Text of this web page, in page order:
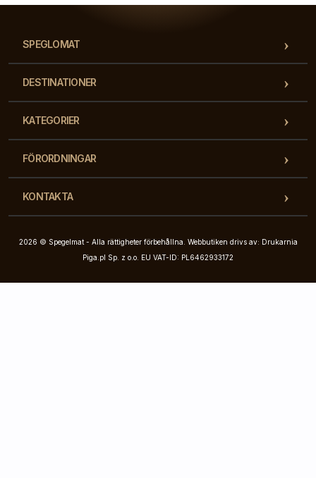
SPEGLOMAT
DESTINATIONER
KATEGORIER
FÖRORDNINGAR
KONTAKTA
2026 © Spegelmat - Alla rättigheter förbehållna. Webbutiken drivs av: Drukarnia
Piga.pl Sp. z o.o. EU VAT-ID: PL6462933172